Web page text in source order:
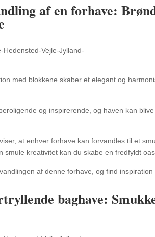
af en forhave:
med blokkene skaber et elegant og
og inspirerende, og haven kan
at enhver forhave kan forvandles til et
smule kreativitet kan du skabe en fredfyldt
af denne forhave, og find
baghave: